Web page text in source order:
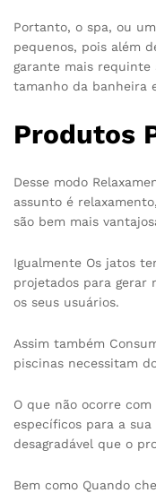
Portanto, o spa, ou um
pequenos, pois além
garante mais requinte
tamanho da banheira
Produtos
Desse modo
assunto é
são bem mais
Igualmente Os jatos
projetados para gerar
os seus usuários.
Assim também
piscinas necessitam
O que não ocorre
específicos para a
desagradável que o
Bem como Quando